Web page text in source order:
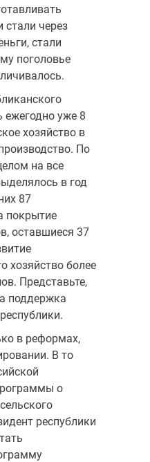
через
стали
поголовье
уже 8
хозяйство в
По
на все
в год
87
покрытие
оставшиеся 37
хозяйство более
Представьте,
поддержка
в реформах,
В то
о
республики